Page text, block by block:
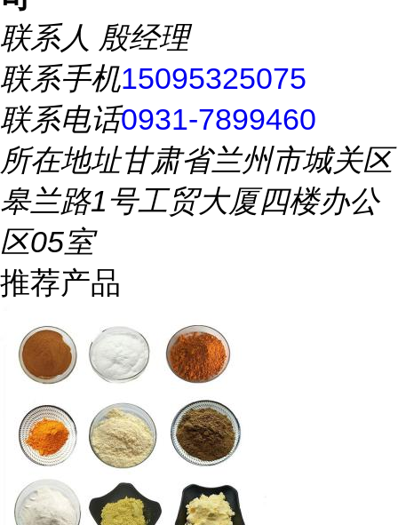
联系人 殷经理
联系手机15095325075
联系电话0931-7899460
所在地址甘肃省兰州市城关区
皋兰路1号工贸大厦四楼办公
区05室
推荐产品